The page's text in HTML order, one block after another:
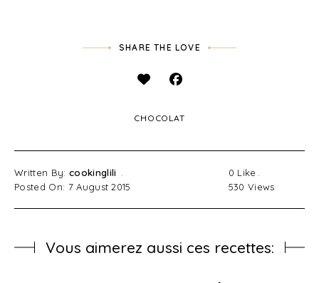
SHARE THE LOVE
CHOCOLAT
Written By: cookinglili
Posted On: 7 August 2015
0 Like
530 Views
Vous aimerez aussi ces recettes: